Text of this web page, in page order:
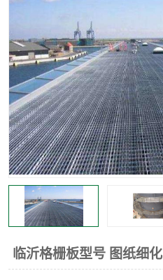
临沂格栅板型号 图纸细化
齿形钢格板
热镀锌钢格板
钢格栅踏步板
整流格栅